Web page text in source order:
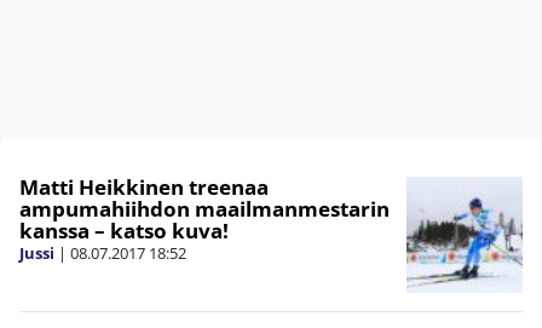
Matti Heikkinen treenaa
ampumahiihdon maailmanmestarin
kanssa – katso kuva!
Jussi | 08.07.2017 18:52